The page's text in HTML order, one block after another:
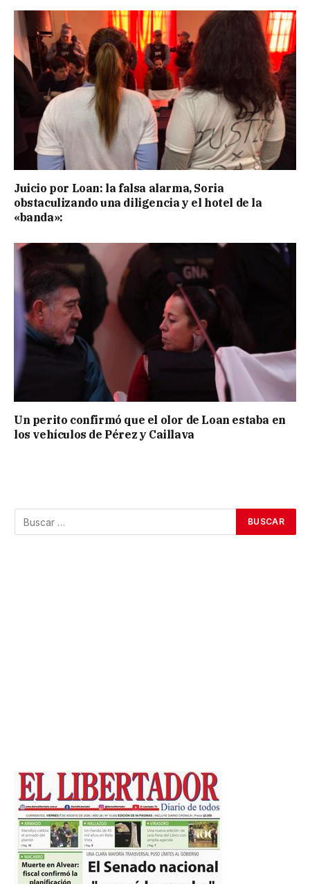
Juicio por Loan: la falsa alarma, Soria
obstaculizando una diligencia y el hotel de la
«banda»:
Un perito confirmó que el olor de Loan estaba en
los vehículos de Pérez y Caillava